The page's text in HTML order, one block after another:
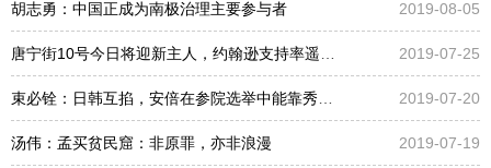
胡志勇：中国正成为南极治理主要参与者 2019-08-05
2019-07-25
2019-07-20
汤伟：孟买贫民窟：非原罪，亦非浪漫 2019-07-19